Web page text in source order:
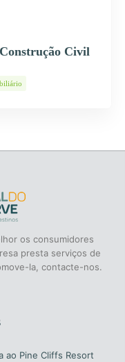
Civil
os consumidores
presta serviços de
la, contacte-nos.
ao Pine Cliffs Resort